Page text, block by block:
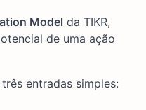
Model da TIKR,
de uma ação
entradas simples: